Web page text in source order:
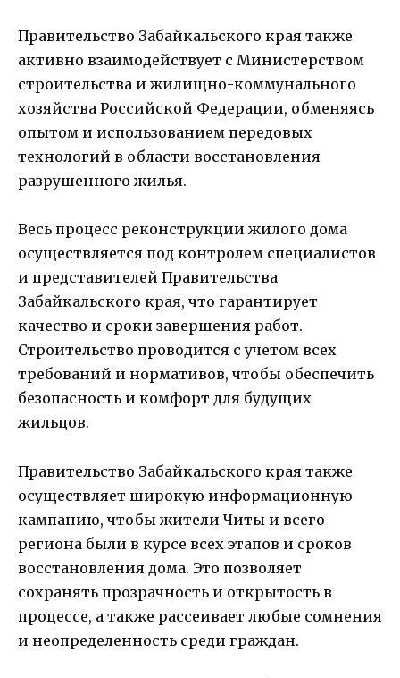
Правительство Забайкальского края также
активно взаимодействует с Министерством
строительства и жилищно-коммунального
хозяйства Российской Федерации, обменяясь
опытом и использованием передовых
технологий в области восстановления
разрушенного жилья.
Весь процесс реконструкции жилого дома
осуществляется под контролем специалистов
и представителей Правительства
Забайкальского края, что гарантирует
качество и сроки завершения работ.
Строительство проводится с учетом всех
требований и нормативов, чтобы обеспечить
безопасность и комфорт для будущих
жильцов.
Правительство Забайкальского края также
осуществляет широкую информационную
кампанию, чтобы жители Читы и всего
региона были в курсе всех этапов и сроков
восстановления дома. Это позволяет
сохранять прозрачность и открытость в
процессе, а также рассеивает любые сомнения
и неопределенность среди граждан.